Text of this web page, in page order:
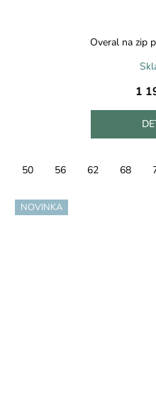
Overal na zip
1
50 56 62 68
NOVINKA